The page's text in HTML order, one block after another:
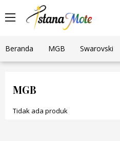
Beranda MGB Swarovski
MGB
Tidak ada produk